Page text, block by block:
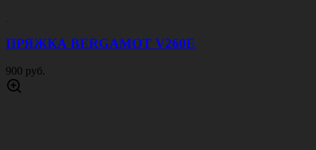
ПРЯЖКА BERGAMOT V260E
900 руб.